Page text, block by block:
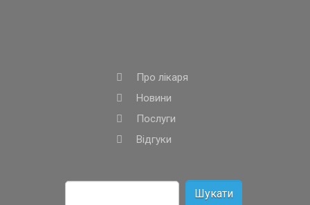
Про лікаря
Новини
Послуги
Відгуки
Пошук: